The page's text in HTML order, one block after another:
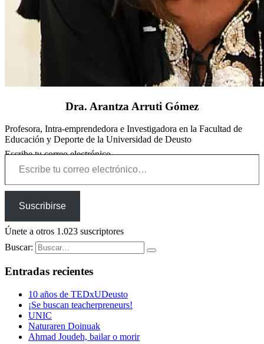
Dra. Arantza Arruti Gómez
Profesora, Intra-emprendedora e Investigadora en la Facultad de
Educación y Deporte de la Universidad de Deusto
Escribe tu correo electrónico…
Suscribirse
Únete a otros 1.023 suscriptores
Buscar:
Entradas recientes
10 años de TEDxUDeusto
¡Se buscan teacherpreneurs!
UNIC
Naturaren Doinuak
Ahmad Joudeh, bailar o morir